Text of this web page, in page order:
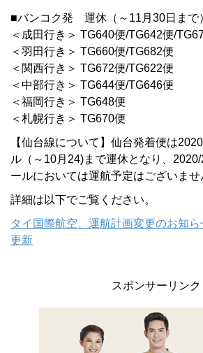
■バンコク発 運休（～11月30日まで
＜成田行き＞ TG640便/TG642便/
＜羽田行き＞ TG660便/TG682便
＜関西行き＞ TG672便/TG622便
＜中部行き＞ TG644便/TG646便
＜福岡行き＞ TG648便
＜札幌行き＞ TG670便
【仙台線について】仙台発着便は
ル（～10月24)まで運休となり、2020/
ールにおいては運航予定はございませ
詳細は以下でご覧ください。
タイ国際航空、運航計画変更のお知ら
更新
スポンサーリンク